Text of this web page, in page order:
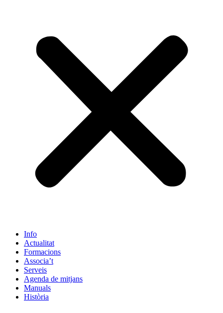
Info
Actualitat
Formacions
Associa’t
Serveis
Agenda de mitjans
Manuals
Història